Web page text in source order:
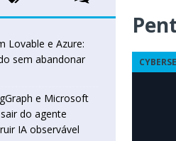
técnica
INTELIGÊNCIA ARTIFICIAL
[ 27 de fevereiro de 2026 ]
real sem criar uma URA com IA
que jogar tudo para um LLM
[ 25 de abril de 2026 ]
Vibe Coding
Lovable e Azure:
sem abandonar
e Microsoft
do agente
IA observável